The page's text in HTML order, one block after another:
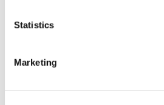
Statistics
Marketing
Tragfähigkeit (t): 600